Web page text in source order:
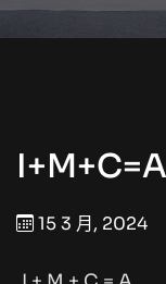
I+M+C=A
15 3 月, 2024